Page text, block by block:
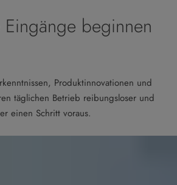
beginnen
Produktinnovationen und
täglichen Betrieb reibungsloser und
einen Schritt voraus.